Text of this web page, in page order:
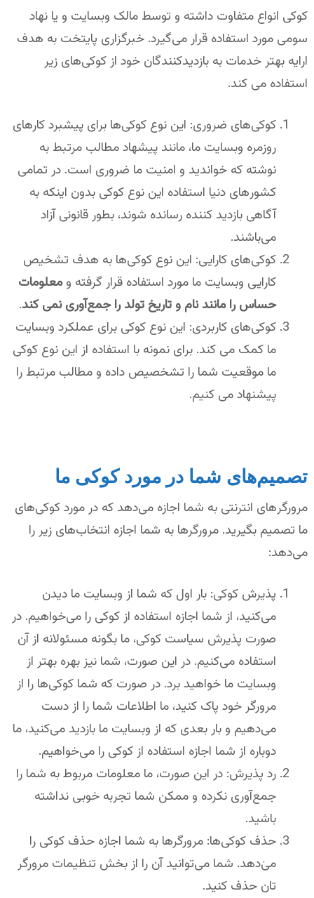
کوکی انواع متفاوت داشته و توسط مالک وبسایت و یا نهاد
سومی مورد استفاده قرار می‌گیرد. خبرگزاری پایتخت به هدف
ارایه بهتر خدمات به بازدیدکنندگان خود از کوکی‌های زیر
استفاده می کند.
کوکی‌های ضروری: این نوع کوکی‌ها برای پیشبرد کارهای
روزمره وبسایت ما، مانند پیشهاد مطالب مرتبط به
نوشته که خواندید و امنیت ما ضروری است. در تمامی
کشور‌های دنیا استفاده این نوع کوکی بدون اینکه به
آگاهی بازدید کننده رسانده شوند، بطور قانونی آزاد
می‌باشند.
کوکی‌های کارایی: این نوع کوکی‌ها به هدف تشخیص
کارایی وبسایت ما مورد استفاده قرار گرفته ومعلومات
حساس را مانند نام و تاریخ تولد را جمع‌آوری نمی کند.
کوکی‌های کاربردی: این نوع کوکی برای عملکرد وبسایت
ما کمک می کند. برای نمونه با استفاده از این نوع کوکی
ما موقعیت شما را تشخصیص داده و مطالب مرتبط را
پیشنهاد می کنیم.
تصمیم‌های شما در مورد کوکی ما
مرورگر‌های انترنتی به شما اجازه می‌دهد که در مورد کوکی‌های
ما تصمیم بگیرید. مرورگرها به شما اجازه انتخاب‌های زیر را
می‌دهد:
پذیرش کوکی: بار اول که شما از وبسایت ما دیدن
می‌کنید، از شما اجازه استفاده از کوکی را می‌خواهیم. در
صورت پذیرش سیاست کوکی، ما بگونه مسئولانه از آن
استفاده می‌کنیم. در این صورت، شما نیز بهره بهتر از
وبسایت ما خواهید برد. در صورت که شما کوکی‌ها را از
مرورگر خود پاک کنید، ما اطلاعات شما را از دست
می‌دهیم و بار بعدی که از وبسایت ما بازدید می‌کنید، ما
دوباره از شما اجازه استفاده از کوکی را می‌خواهیم.
رد پذیرش: در این صورت، ما معلومات مربوط به شما را
جمع‌آوری نکرده و ممکن شما تجربه خوبی نداشته
باشید.
حذف کوکی‌ها: مرورگرها به شما اجازه حذف کوکی را
میٰ‌دهد. شما می‌توانید آن را از بخش تنظیمات مرورگر
تان حذف کنید.